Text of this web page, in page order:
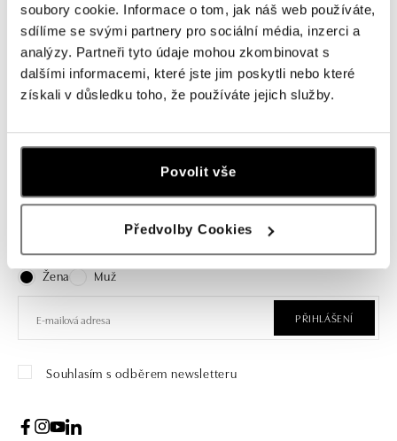
soubory cookie. Informace o tom, jak náš web používáte,
sdílíme se svými partnery pro sociální média, inzerci a
analýzy. Partneři tyto údaje mohou zkombinovat s
dalšími informacemi, které jste jim poskytli nebo které
získali v důsledku toho, že používáte jejich služby.
Povolit vše
Předvolby Cookies
ALO
Prsten s achátem a diamanty Night
Passion
od 106 284 Kč
Přihlášení k odběru newsletteru
Objevte nejnovější kolekce, novinky a exkluzivní produkty.
Žena
Muž
PŘIHLÁŠENÍ
Souhlasím s odběrem newsletteru